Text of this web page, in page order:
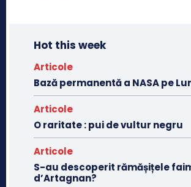
Hot this week
Articole
Bază permanentă a NASA pe
Articole
O raritate : pui de vultur negru
Articole
S-au descoperit rămășițele
d’Artagnan?